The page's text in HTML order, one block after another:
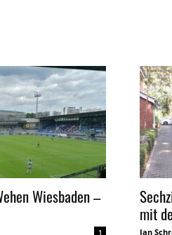
Wiesbaden –
1
mit
Jan